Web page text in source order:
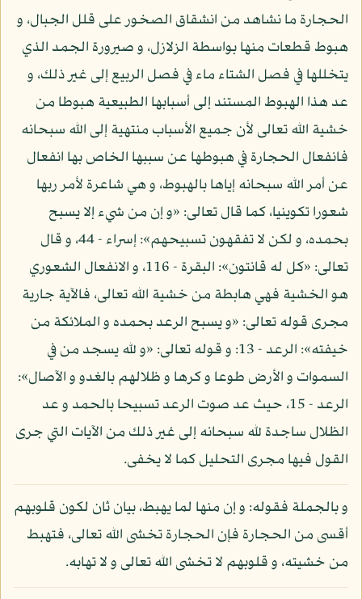
الحجارة ما نشاهد من انشقاق الصخور على قلل الجبال، و
هبوط قطعات منها بواسطة الزلازل، و صيرورة الجمد الذي
يتخللها في فصل الشتاء ماء في فصل الربيع إلى غير ذلك، و
عد هذا الهبوط المستند إلى أسبابها الطبيعية هبوطا من
خشية الله تعالى لأن جميع الأسباب منتهية إلى الله سبحانه
فانفعال الحجارة في هبوطها عن سببها الخاص بها انفعال
عن أمر الله سبحانه إياها بالهبوط، و هي شاعرة لأمر ربها
شعورا تكوينيا، كما قال تعالى: «و إن من شيء إلا يسبح
بحمده، و لكن لا تفقهون تسبيحهم»: إسراء - 44، و قال
تعالى: «كل له قانتون»: البقرة - 116، و الانفعال الشعوري
هو الخشية فهي هابطة من خشية الله تعالى، فالآية جارية
مجرى قوله تعالى: «و يسبح الرعد بحمده و الملائكة من
خيفته»: الرعد - 13: و قوله تعالى: «و لله يسجد من في
السموات و الأرض طوعا و كرها و ظلالهم بالغدو و الآصال»:
الرعد - 15، حيث عد صوت الرعد تسبيحا بالحمد و عد
الظلال ساجدة لله سبحانه إلى غير ذلك من الآيات التي جرى
القول فيها مجرى التحليل كما لا يخفى.
و بالجملة فقوله: و إن منها لما يهبط، بيان ثان لكون قلوبهم
أقسى من الحجارة فإن الحجارة تخشى الله تعالى، فتهبط
من خشيته، و قلوبهم لا تخشى الله تعالى و لا تهابه.